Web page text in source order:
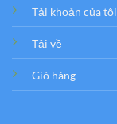
Tải khoản của tôi
Tải về
Giỏ hàng